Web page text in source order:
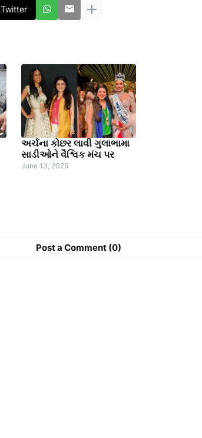
Twitter
અર્ચના કોછર લાવી ગુલાભામા
સાડીઓને વૈશ્વિક મંચ પર
June 13, 2025
Post a Comment (0)